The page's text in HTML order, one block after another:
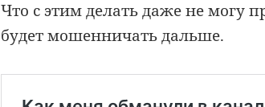
Что с этим делать даже не могу
будет мошенничать дальше.